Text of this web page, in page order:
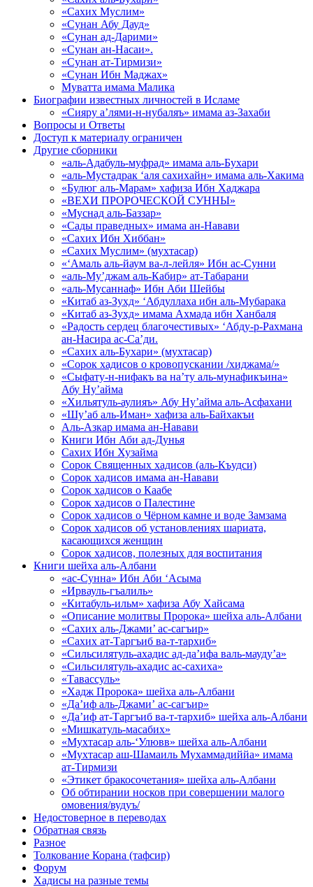
«Сахих Муслим»
«Сунан Абу Дауд»
«Сунан ад-Дарими»
«Сунан ан-Насаи».
«Сунан ат-Тирмизи»
«Сунан Ибн Маджах»
Муватта имама Малика
Биографии известных личностей в Исламе
«Сияру а’лями-н-нубаляъ» имама аз-Захаби
Вопросы и Ответы
Доступ к материалу ограничен
Другие сборники
«аль-Адабуль-муфрад» имама аль-Бухари
«аль-Мустадрак ‘аля сахихайн» имама аль-Хакима
«Булюг аль-Марам» хафиза Ибн Хаджара
«ВЕХИ ПРОРОЧЕСКОЙ СУННЫ»
«Муснад аль-Баззар»
«Сады праведных» имама ан-Навави
«Сахих Ибн Хиббан»
«Сахих Муслим» (мухтасар)
«‘Амаль аль-йаум ва-л-лейля» Ибн ас-Сунни
«аль-Му’джам аль-Кабир» ат-Табарани
«аль-Мусаннаф» Ибн Аби Шейбы
«Китаб аз-Зухд» ‘Абдуллаха ибн аль-Мубарака
«Китаб аз-Зухд» имама Ахмада ибн Ханбаля
«Радость сердец благочестивых» ‘Абду-р-Рахмана
ан-Насира ас-Са’ди.
«Сахих аль-Бухари» (мухтасар)
«Сорок хадисов о кровопускании /хиджама/»
«Сыфату-н-нифакъ ва на’ту аль-мунафикъина»
Абу Ну’айма
«Хильятуль-аулияъ» Абу Ну’айма аль-Асфахани
«Шу’аб аль-Иман» хафиза аль-Байхакъи
Аль-Азкар имама ан-Навави
Книги Ибн Аби ад-Дунья
Сахих Ибн Хузайма
Сорок Священных хадисов (аль-Къудси)
Сорок хадисов имама ан-Навави
Сорок хадисов о Каабе
Сорок хадисов о Палестине
Сорок хадисов о Чёрном камне и воде Замзама
Сорок хадисов об установлениях шариата,
касающихся женщин
Сорок хадисов, полезных для воспитания
Книги шейха аль-Албани
«ас-Сунна» Ибн Аби ‘Асыма
«Ирвауль-гъалиль»
«Китабуль-ильм» хафиза Абу Хайсама
«Описание молитвы Пророка» шейха аль-Албани
«Сахих аль-Джами’ ас-сагъир»
«Сахих ат-Таргъиб ва-т-тархиб»
«Сильсилятуль-ахадис ад-да’ифа валь-мауду’а»
«Сильсилятуль-ахадис ас-сахиха»
«Тавассуль»
«Хадж Пророка» шейха аль-Албани
«Да’иф аль-Джами’ ас-сагъир»
«Да’иф ат-Таргъиб ва-т-тархиб» шейха аль-Албани
«Мишкатуль-масабих»
«Мухтасар аль-‘Улювв» шейха аль-Албани
«Мухтасар аш-Шамаиль Мухаммадиййа» имама
ат-Тирмизи
«Этикет бракосочетания» шейха аль-Албани
Об обтирании носков при совершении малого
омовения/вудуъ/
Недостоверное в переводах
Обратная связь
Разное
Толкование Корана (тафсир)
Форум
Хадисы на разные темы